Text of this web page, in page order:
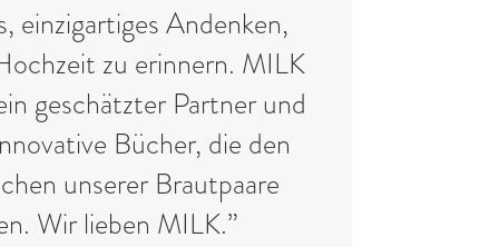
einzigartiges Andenken,
zu erinnern. MILK
geschätzter Partner und
Bücher, die den
unserer Brautpaare
Wir lieben MILK.”